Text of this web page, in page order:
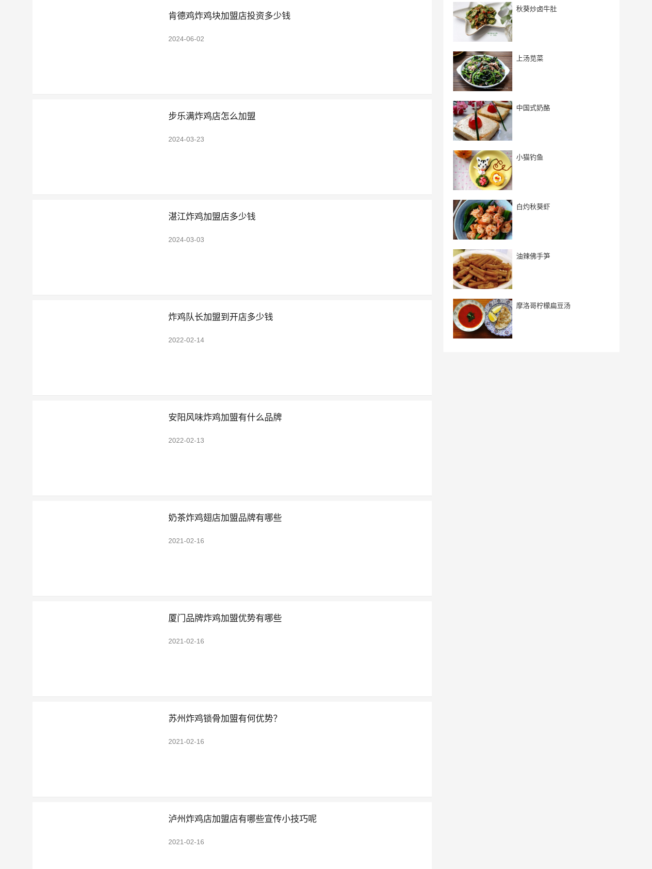
肯德鸡炸鸡块加盟店投资多少钱
2024-06-02
步乐满炸鸡店怎么加盟
2024-03-23
湛江炸鸡加盟店多少钱
2024-03-03
炸鸡队长加盟到开店多少钱
2022-02-14
安阳风味炸鸡加盟有什么品牌
2022-02-13
奶茶炸鸡翅店加盟品牌有哪些
2021-02-16
厦门品牌炸鸡加盟优势有哪些
2021-02-16
苏州炸鸡锁骨加盟有何优势？
2021-02-16
泸州炸鸡店加盟店有哪些宣传小技巧呢
2021-02-16
秋葵炒卤牛肚
上汤苋菜
中国式奶酪
小猫钓鱼
白灼秋葵虾
油辣佛手笋
摩洛哥柠檬扁豆汤